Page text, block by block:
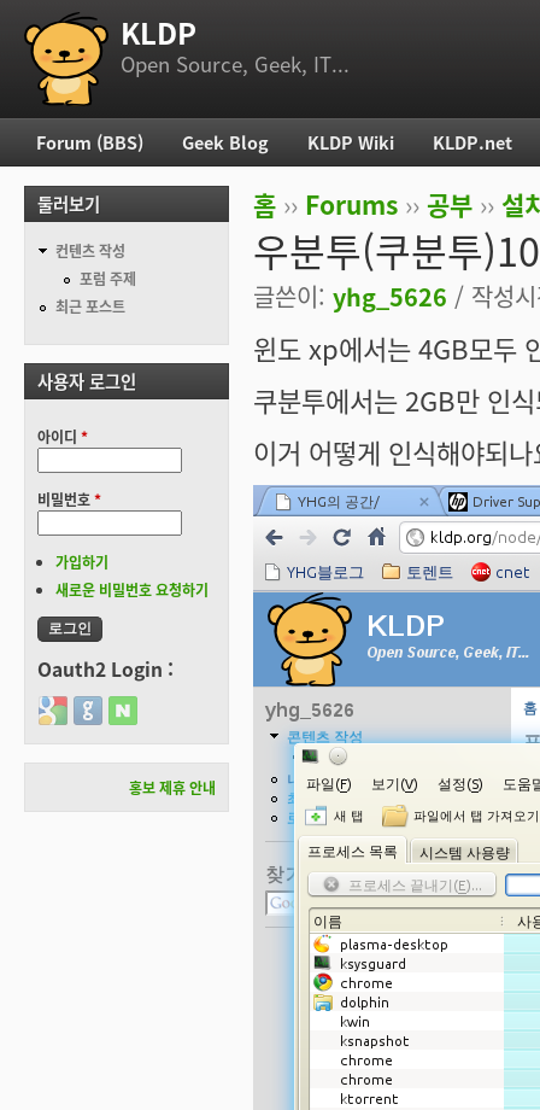
부 메뉴 KLDP
Open Source, Geek, IT...
현재 위치
홈 ›› Forums ›› 공부 ›› 설
우분투(쿠분투
글쓴이: yhg_5626 / 작성
윈도 xp에서는 4GB모두
쿠분투에서는 2GB만 인
이거 어떻게 인식해야되
주 메뉴
Forum (BBS) Geek Blog KLDP Wiki KLDP.net
둘러보기
컨텐츠 작성
포럼 주제
최근 포스트
사용자 로그인
아이디 *
비밀번호*
가입하기
새로운 비밀번호 요청하기
Oauth2 Login :
Login with Google
Login with GitHub
Login with Naver
홍보 제휴 안내